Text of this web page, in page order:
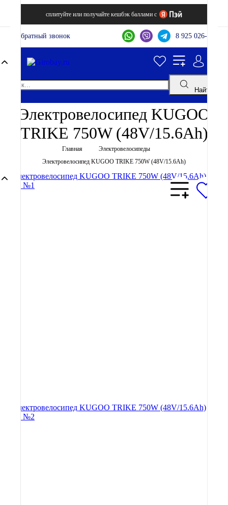
сплитуйте или получайте кешбэк баллами с
Обратный звонок 8 925 026-44-22
Найти
Электровелосипед KUGOO
TRIKE 750W (48V/15.6Ah)
Главная
Электровелосипеды
Электровелосипед KUGOO TRIKE 750W (48V/15.6Ah)